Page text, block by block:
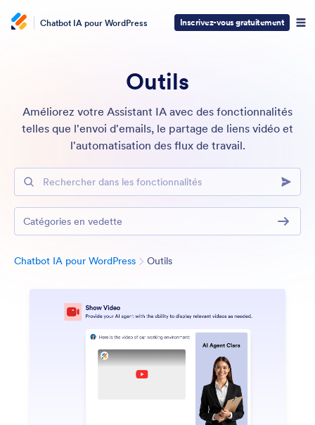
Chatbot IA pour WordPress Inscrivez-vous gratuitement
Outils
Améliorez votre Assistant IA avec des fonctionnalités
telles que l'envoi d'emails, le partage de liens vidéo et
l'automatisation des flux de travail.
Rechercher dans les fonctionnalités
Chatbot IA pour WordPress OutilsCatégorie
Catégories en vedette